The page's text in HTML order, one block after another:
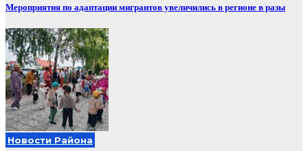
Мероприятия по адаптации мигрантов увеличились в регионе в разы
Новости Района